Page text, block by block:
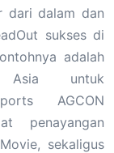
dari dalam dan
sukses di
adalah
Asia untuk
AGCON
penayangan
sekaligus